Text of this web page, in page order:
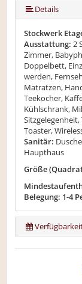
mehr (9 ) »
mehr (9 ) »
mehr (9 ) »
mehr (9 ) »
mehr (9 ) »
Details
Stockwerk
Ausstattung: 2
Zimmer,
Doppelbett,
werden,
Matratzen,
Teekocher,
Kühlschrank,
Toaster,
Sanitär:
Haupthaus
Größe
Belegung: 1-4